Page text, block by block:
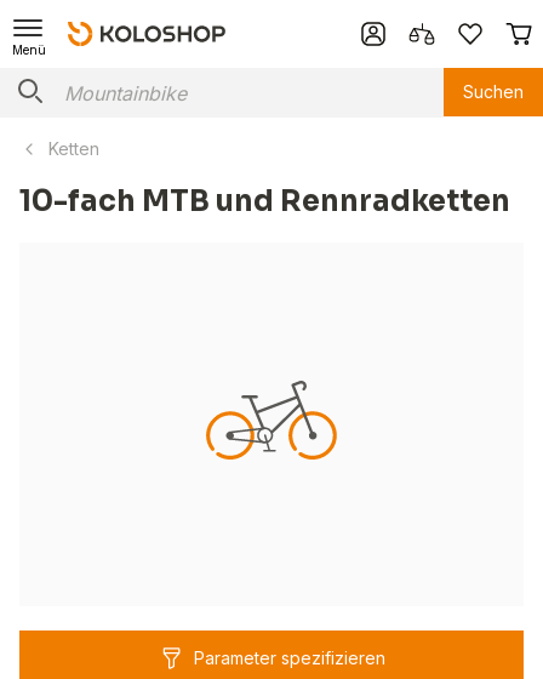
Menü
Suchen
Ketten
10-fach MTB und Rennradketten
Parameter spezifizieren